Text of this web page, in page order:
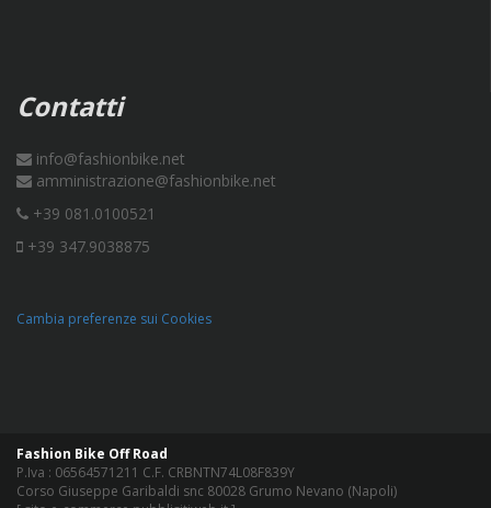
Contatti
info@fashionbike.net
amministrazione@fashionbike.net
+39 081.0100521
+39 347.9038875
Cambia preferenze sui Cookies
Fashion Bike Off Road
P.Iva : 06564571211 C.F. CRBNTN74L08F839Y
Corso Giuseppe Garibaldi snc 80028 Grumo Nevano (Napoli)